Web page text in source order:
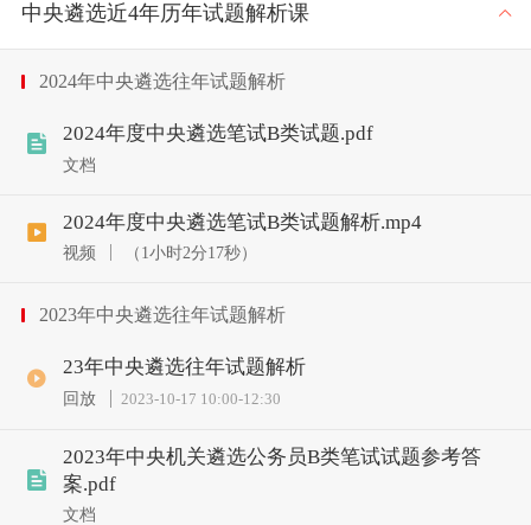
中央遴选近4年历年试题解析课
2024年中央遴选往年试题解析
2024年度中央遴选笔试B类试题.pdf
文档
2024年度中央遴选笔试B类试题解析.mp4
视频 （1小时2分17秒）
2023年中央遴选往年试题解析
23年中央遴选往年试题解析
回放 2023-10-17 10:00-12:30
2023年中央机关遴选公务员B类笔试试题参考答
案.pdf
文档